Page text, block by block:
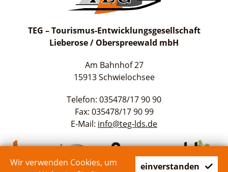
einverstanden
Wir verwenden Cookies, um
TEG – Tourismus-Entwicklungsgesellschaft
Lieberose / Oberspreewald mbH
Am Bahnhof 27
15913 Schwielochsee
Telefon: 035478/17 90 90
Fax: 035478/17 90 99
E-Mail: info@teg-lds.de